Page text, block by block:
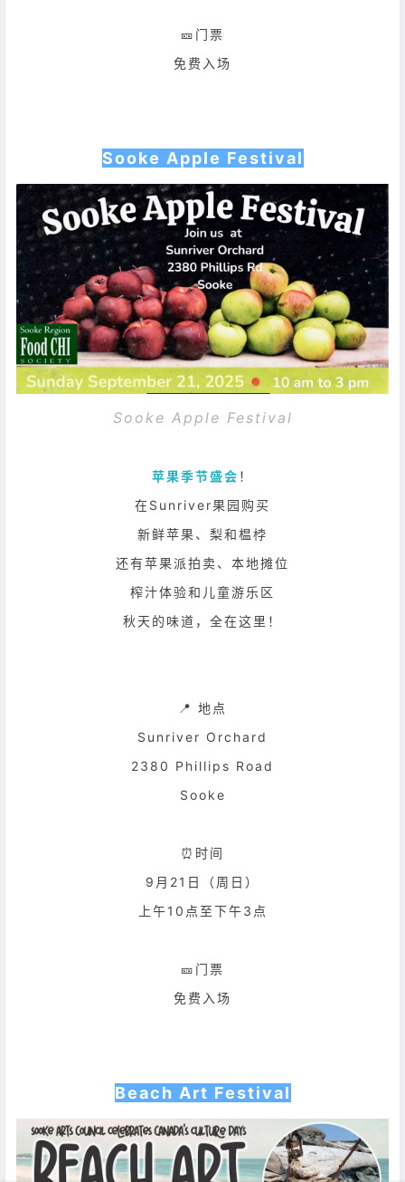
🎫门票
免费入场
Sooke Apple Festival
Sooke Apple Festival
苹果季节盛会 ！
在Sunriver果园购买
新鲜苹果、梨和榅桲
还有苹果派拍卖、本地摊位
榨汁体验和儿童游乐区
秋天的味道，全在这里！
📍 地点
Sunriver Orchard
2380 Phillips Road
Sooke
⏰时间
9月21日（周日）
上午10点至下午3点
🎫门票
免费入场
Beach Art Festival